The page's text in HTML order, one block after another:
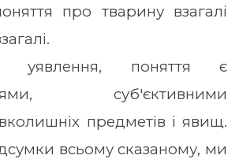
про тварину взагалі
уявлення, поняття є
суб'єктивними
предметів і явищ.
всьому сказаному, ми